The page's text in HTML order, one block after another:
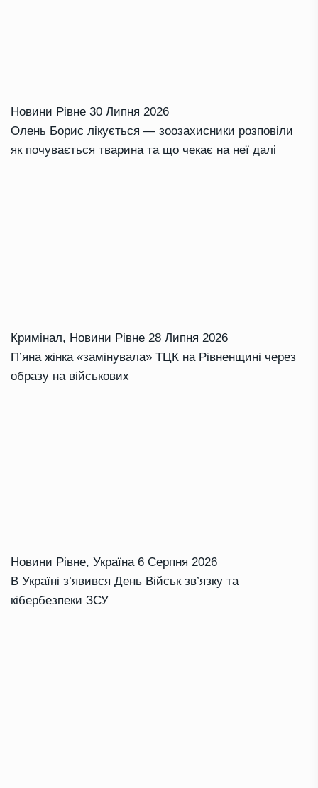
Новини Рівне 30 Липня 2026
Олень Борис лікується — зоозахисники розповіли
як почувається тварина та що чекає на неї далі
Кримінал, Новини Рівне 28 Липня 2026
П’яна жінка «замінувала» ТЦК на Рівненщині через
образу на військових
Новини Рівне, Україна 6 Серпня 2026
В Україні з’явився День Військ зв’язку та
кібербезпеки ЗСУ